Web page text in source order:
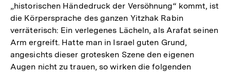
„historischen Händedruck der Versöhnung“ kommt, ist
die Körpersprache des ganzen Yitzhak Rabin
verräterisch: Ein verlegenes Lächeln, als Arafat seinen
Arm ergreift. Hatte man in Israel guten Grund,
angesichts dieser grotesken Szene den eigenen
Augen nicht zu trauen, so wirken die folgenden